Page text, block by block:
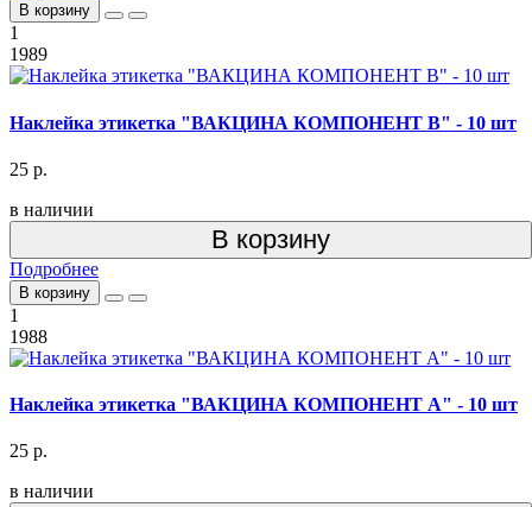
В корзину
1
1989
Наклейка этикетка "ВАКЦИНА КОМПОНЕНТ В" - 10 шт
25 р.
в наличии
В корзину
Подробнее
В корзину
1
1988
Наклейка этикетка "ВАКЦИНА КОМПОНЕНТ А" - 10 шт
25 р.
в наличии